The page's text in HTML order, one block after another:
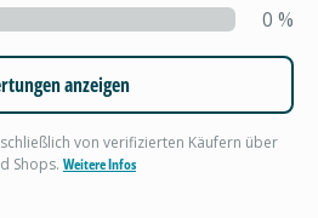
0 %
anzeigen
von verifizierten Käufern über
Shops. Weitere Infos